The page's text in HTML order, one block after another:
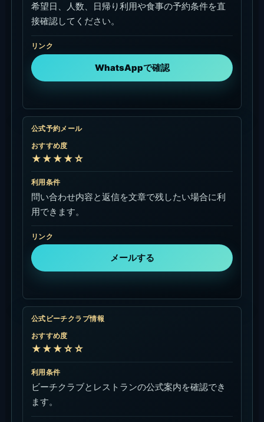
希望日、人数、日帰り利用や食事の予約条件を直
接確認してください。
リンク
WhatsAppで確認
公式予約メール
おすすめ度
★★★★☆
利用条件
問い合わせ内容と返信を文章で残したい場合に利
用できます。
リンク
メールする
公式ビーチクラブ情報
おすすめ度
★★★☆☆
利用条件
ビーチクラブとレストランの公式案内を確認でき
ます。